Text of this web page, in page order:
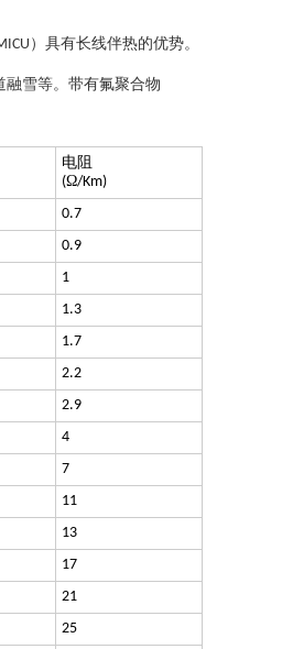
）具有长线伴热的优势。
融雪等。带有氟聚合物
电阻
(Ω/Km)
0.7
0.9
1
1.3
1.7
2.2
2.9
4
7
11
13
17
21
25